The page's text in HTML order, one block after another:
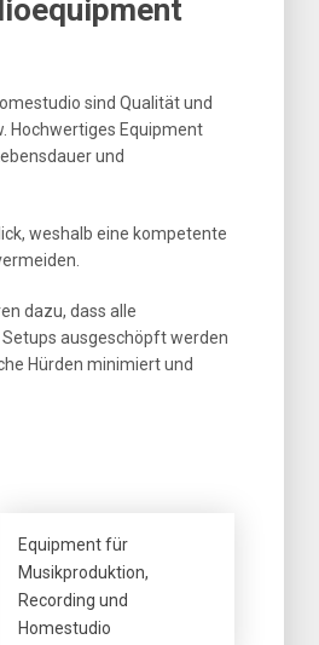
sind Qualität und
Hochwertiges Equipment
und
weshalb eine kompetente
dazu, dass alle
ausgeschöpft werden
Hürden minimiert und
Equipment für
Musikproduktion,
Recording und
Homestudio